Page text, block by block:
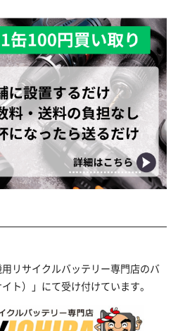
リサイクルバッテリー専門店のバ
ト）」にて受け付けています。